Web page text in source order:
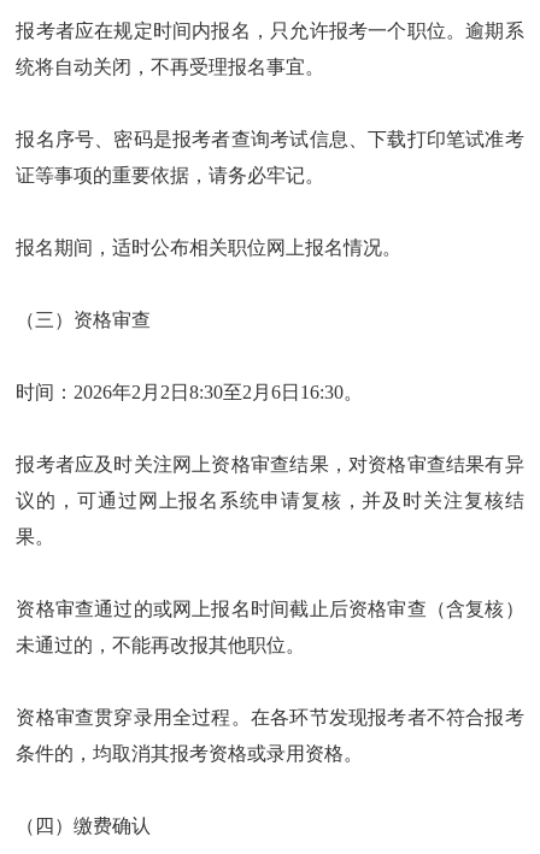
报考者应在规定时间内报名，只允许报考一个职位。逾期系
统将自动关闭，不再受理报名事宜。
报名序号、密码是报考者查询考试信息、下载打印笔试准考
证等事项的重要依据，请务必牢记。
报名期间，适时公布相关职位网上报名情况。
（三）资格审查
时间：2026年2月2日8:30至2月6日16:30。
报考者应及时关注网上资格审查结果，对资格审查结果有异
议的，可通过网上报名系统申请复核，并及时关注复核结
果。
资格审查通过的或网上报名时间截止后资格审查（含复核）
未通过的，不能再改报其他职位。
资格审查贯穿录用全过程。在各环节发现报考者不符合报考
条件的，均取消其报考资格或录用资格。
（四）缴费确认